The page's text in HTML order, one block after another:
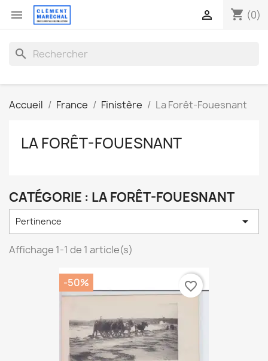
 shopping_cart (0)

search
Accueil France Finistère La Forêt-Fouesnant
LA FORÊT-FOUESNANT
CATÉGORIE : LA FORÊT-FOUESNANT
Pertinence 
Affichage 1-1 de 1 article(s)
-50% favorite_border